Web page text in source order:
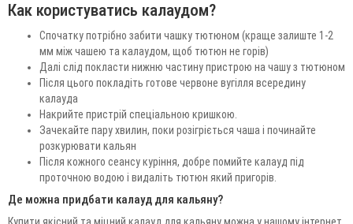
Как користуватись калаудом?
Спочатку потрібно забити чашку тютюном (краще залиште 1-2
мм між чашею та калаудом, щоб тютюн не горів)
Далі слід покласти нижню частину пристрою на чашу з тютюном
Після цього покладіть готове червоне вугілля всередину
калауда
Накрийте пристрій спеціальною кришкою.
Зачекайте пару хвилин, поки розігріється чаша і починайте
розкурювати кальян
Після кожного сеансу куріння, добре помийте калауд під
проточною водою і видаліть тютюн який пригорів.
Де можна придбати калауд для кальяну?